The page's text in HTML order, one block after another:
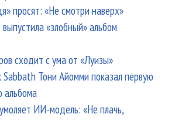
просят: «Не смотри наверх»
«злобный» альбом
сходит с ума от «Луизы»
Sabbath Тони Айомми показал первую
альбома
ИИ-модель: «Не плачь,